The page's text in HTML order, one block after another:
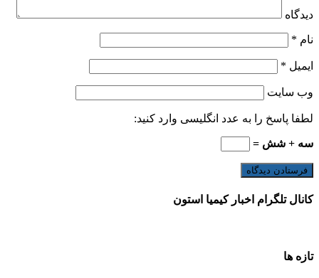
دیدگاه
نام *
ایمیل *
وب‌ سایت
لطفا پاسخ را به عدد انگلیسی وارد کنید:
سه + شش =
کانال تلگرام اخبار کیمیا استون
تازه ها